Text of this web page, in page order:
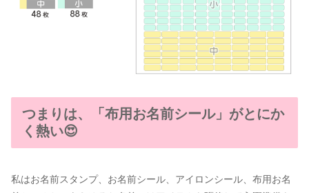
つまりは、「布用お名前シール」がとにか
く熱い😍
私はお名前スタンプ、お名前シール、アイロンシール、布用お名